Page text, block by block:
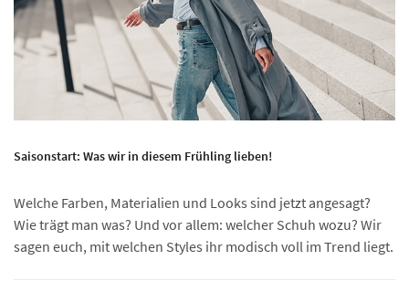
Saisonstart: Was wir in diesem Frühling lieben!
Welche Farben, Materialien und Looks sind jetzt angesagt?
Wie trägt man was? Und vor allem: welcher Schuh wozu? Wir
sagen euch, mit welchen Styles ihr modisch voll im Trend liegt.